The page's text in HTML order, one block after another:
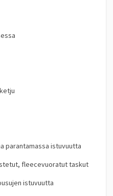
parantamassa istuvuutta
fleecevuoratut taskut
istuvuutta